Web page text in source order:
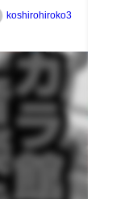
koshirohiroko3